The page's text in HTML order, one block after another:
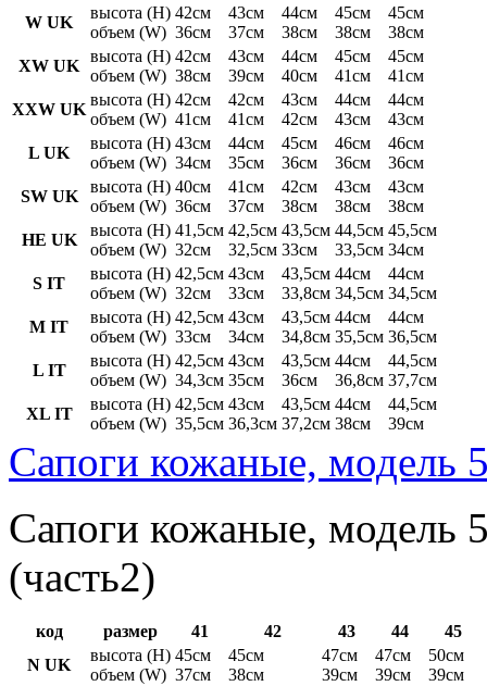
W UK
высота (H)
объем (W)
42см
36см
43см
37см
44см
38см
45см
38см
45см
38см
XW UK
высота (H)
объем (W)
42см
38см
43см
39см
44см
40см
45см
41см
45см
41см
XXW UK
высота (H)
объем (W)
42см
41см
42см
41см
43см
42см
44см
43см
44см
43см
L UK
высота (H)
объем (W)
43см
34см
44см
35см
45см
36см
46см
36см
46см
36см
SW UK
высота (H)
объем (W)
40см
36см
41см
37см
42см
38см
43см
38см
43см
38см
HE UK
высота (H)
объем (W)
41,5см
32см
42,5см
32,5см
43,5см
33см
44,5см
33,5см
45,5см
34см
S IT
высота (H)
объем (W)
42,5см
32см
43см
33см
43,5см
33,8см
44см
34,5см
44см
34,5см
M IT
высота (H)
объем (W)
42,5см
33см
43см
34см
43,5см
34,8см
44см
35,5см
44см
36,5см
L IT
высота (H)
объем (W)
42,5см
34,3см
43см
35см
43,5см
36см
44см
36,8см
44,5см
37,7см
XL IT
высота (H)
объем (W)
42,5см
35,5см
43см
36,3см
43,5см
37,2см
44см
38см
44,5см
39см
Сапоги кожаные, модель
Сапоги кожаные, модель
(часть2)
код размер 41 42 43 44
45
N UK
высота (H)
объем (W)
45см
37см
45см
38см
47см
39см
47см
39см
50см
39см